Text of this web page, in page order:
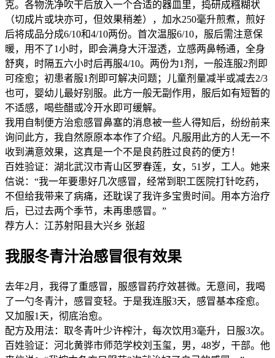
克。各物洗净吹干后放入一个合适的器皿里，捣研成糨糊状
（切成片或块亦可，但效果稍差），加水250毫升煎煮，煎好
后将成品分成6/10和4/10两份。首次温服6/10，服后需注意保
暖，用不了1小时，即会满身大汗湿透，立感两鼻畅通，全身
舒爽，时隔五六小时后再服4/10。两份为1剂，一般连服2剂即
可痊愈；初患者服1剂即可解决问题；儿童剂量减半或减去2/3
也可，婴幼儿最好别服。此方一般无副作用，服后如有短暂的
不适感，喝些醋或冷开水即可缓解。
我用自制便方治愈感冒鼻塞的消息被一些人得知后，纷纷前来
询问此方，我自然原原本本作了介绍。凡服用此方的人无一不
收到满意效果，这真是一个不是良药胜过良药的便方！
百姓验证：湖北武汉市青山区罗春莲，女，51岁，工人。她来
信说：“我一年要患好几次感冒，经常到职工医院打针吃药，
不但给我带来了病痛，还耽误了我许多宝贵时间。用本方治疗
后，已过去两个季节，未再患感冒。”
荐方人：江苏射阳县大兴乡 张超
我服冬青汁治感冒很有效果
去年2月，我得了重感冒，服感冒药疗效甚微。无意间，我喝
了一勺冬青汁，感冒变轻。于是我连服3天，感冒基本痊愈。
又加服1天，彻底治愈。
配方及用法：取冬青叶少许榨汁，每次饮用3毫升，日服3次。
百姓验证：河北黄骅市师范学校刘玉玺，男，48岁，干部。他